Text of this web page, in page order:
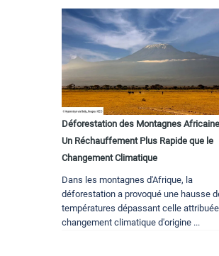
Déforestation des Montagnes
Un Réchauffement Plus Rapide que le
Changement Climatique
Dans les montagnes d'Afrique, la
déforestation a provoqué une hausse
températures dépassant celle
changement climatique d'origine ...